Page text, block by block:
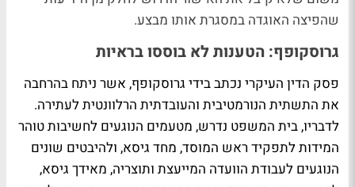
שהפיצה האוגדה במסגרת אותו מבצע.
גרוסקופף: הטענות לא בוססו בראיות
פסק הדין העיקרי נכתב בידי גרוסקופף, אשר ניתח בהרחבה
את התשתית הנורמטיבית והעובדתית הרלוונטית לעתירה.
לדבריו, בית המשפט נדרש, מטעמים הנוגעים לחשיבות טוהר
המידות לתפקיד ראש המוסד, מחד גיסא, ולהיבטים שונים
הנוגעים לעבודת הוועדה המייעצת ותוצריה, מאידך גיסא,